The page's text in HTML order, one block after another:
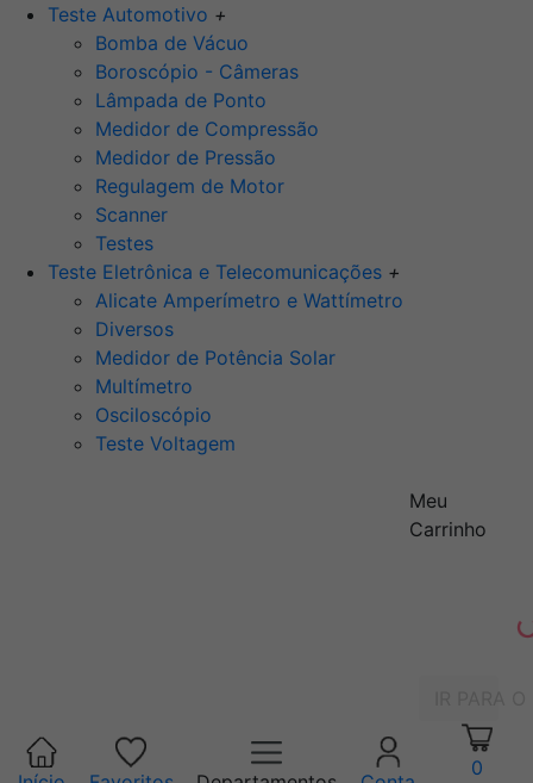
Teste Automotivo +
Bomba de Vácuo
Boroscópio - Câmeras
Lâmpada de Ponto
Medidor de Compressão
Medidor de Pressão
Regulagem de Motor
Scanner
Testes
Teste Eletrônica e Telecomunicações +
Alicate Amperímetro e Wattímetro
Diversos
Medidor de Potência Solar
Multímetro
Osciloscópio
Teste Voltagem
Meu
Carrinho
0